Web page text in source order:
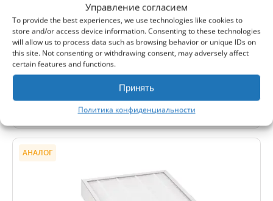
Управление согласием
To provide the best experiences, we use technologies like cookies to
store and/or access device information. Consenting to these technologies
will allow us to process data such as browsing behavior or unique IDs on
this site. Not consenting or withdrawing consent, may adversely affect
certain features and functions.
Принять
Политика конфиденциальности
4%
3 комплекта
8%
4+ комплекта
12%
Отправка товара:24-48 часов
1 В корзину -38,90 €
-Получите баллов
АНАЛОГ